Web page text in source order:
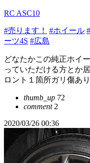
RC ASC10
#売ります！ #ホイール
ーツ4S #広島
どなたかこの純正ホイ
っていただける方とか
ロント１箇所ガリ傷あ
thumb_up 72
comment2
2020/03/26 00:36